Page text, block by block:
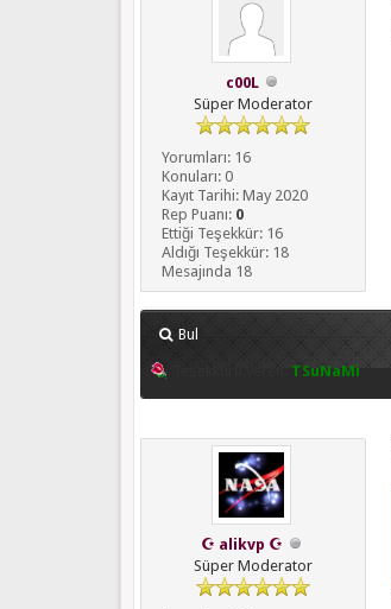
c00L
Süper Moderator
Yorumları: 16
Konuları: 0
Kayıt Tarihi: May 2020
Rep Puanı: 0
Ettiği Teşekkür: 16
Aldığı Teşekkür: 18
Mesajında 18
Bul
TSuNaMi
☪ alikvp ☪
Süper Moderator